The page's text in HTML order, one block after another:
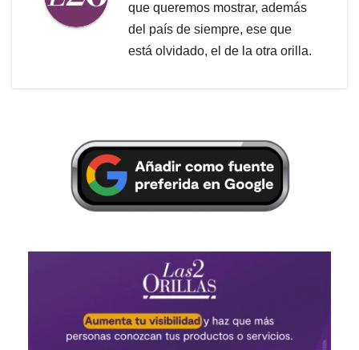
que queremos mostrar, además
del país de siempre, ese que
está olvidado, el de la otra orilla.